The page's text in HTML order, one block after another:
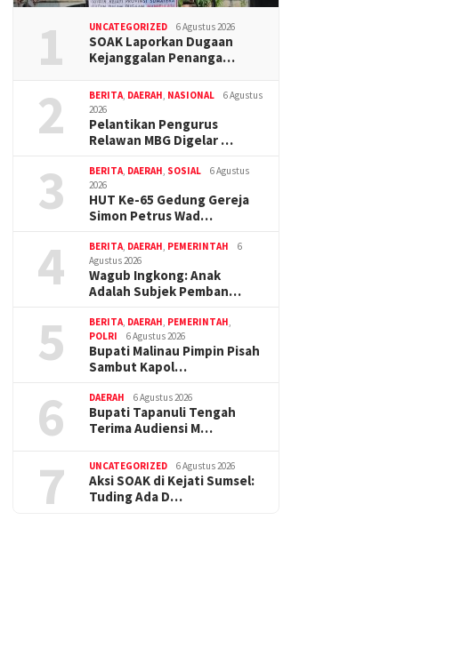
1 UNCATEGORIZED 6 Agustus 2026
SOAK Laporkan Dugaan
Kejanggalan Penanga…
2 BERITA, DAERAH, NASIONAL
6 Agustus
2026
Pelantikan Pengurus
Relawan MBG Digelar …
3 BERITA, DAERAH, SOSIAL
6 Agustus
2026
HUT Ke-65 Gedung Gereja
Simon Petrus Wad…
4 BERITA, DAERAH, PEMERINTAH
6
Agustus 2026
Wagub Ingkong: Anak
Adalah Subjek Pemban…
5 BERITA, DAERAH, PEMERINTAH,
POLRI
6 Agustus 2026
Bupati Malinau Pimpin Pisah
Sambut Kapol…
6 DAERAH 6 Agustus 2026
Bupati Tapanuli Tengah
Terima Audiensi M…
7 UNCATEGORIZED 6 Agustus 2026
Aksi SOAK di Kejati Sumsel:
Tuding Ada D…